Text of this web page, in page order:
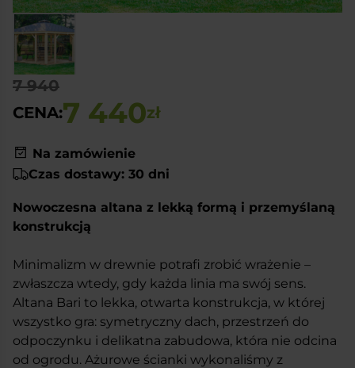
7 940
CENA:7 440zł
Na zamówienie
Czas dostawy: 30 dni
Nowoczesna altana z lekką formą i przemyślaną
konstrukcją
Minimalizm w drewnie potrafi zrobić wrażenie –
zwłaszcza wtedy, gdy każda linia ma swój sens.
Altana Bari to lekka, otwarta konstrukcja, w której
wszystko gra: symetryczny dach, przestrzeń do
odpoczynku i delikatna zabudowa, która nie odcina
od ogrodu. Ażurowe ścianki wykonaliśmy z